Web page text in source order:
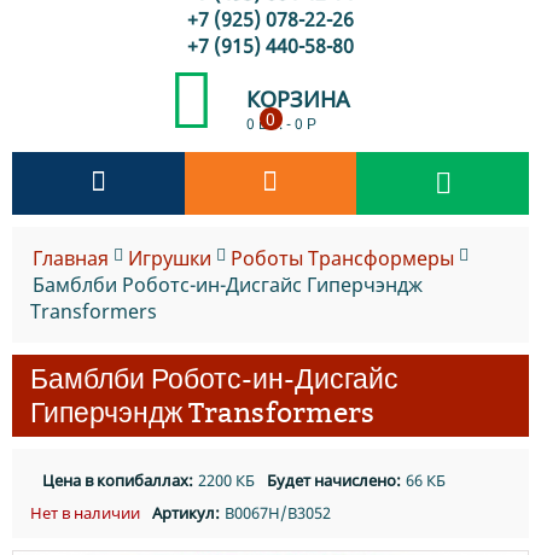
+7 (925) 078-22-26
+7 (915) 440-58-80
КОРЗИНА
0 шт.-0 Р
0
Главная Игрушки
Роботы Транcформеры
Бамблби Роботс-ин-Дисгайс Гиперчэндж
Transformers
Бамблби Роботс-ин-Дисгайс
Гиперчэндж Transformers
Цена в копибаллах: 2200 КБ Будет начислено: 66 КБ
Нет в наличии Артикул: B0067H/B3052